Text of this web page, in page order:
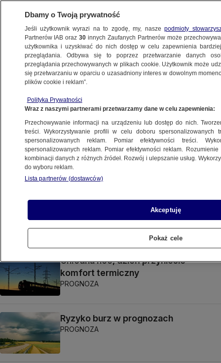
METEO
POLSKA
Pogoda się pogorszy. Przyjdzie duże
ochłodzenie
PROGNOZA
Jasna smuga przecięła polskie niebo
Taki będzie pierwszy dzień tygodnia
Chłodna noc, dzień przyniesie
komfort termiczny
PROGNOZA
Ryzyko burz w prognozach
PROGNOZA
Dbamy o Twoją prywatność
Jeśli użytkownik wyrazi na to zgodę, my, naszepodmioty
Partnerów IAB oraz30 innych Zaufanych Partnerów może
użytkownika i uzyskiwać do nich dostęp w celu zapewnienia
przeglądania. Odbywa się to poprzez przetwarzanie danych
przeglądania przechowywanych w plikach cookie. Użytkownik może
się przetwarzaniu w oparciu o uzasadniony interes w dowolnym
plików cookie i reklam”.
Polityka Prywatności
Wraz z naszymi partnerami przetwarzamy dane w celu zapewnienia:
Przechowywanie informacji na urządzeniu lub dostęp do nich.
treści. Wykorzystywanie profili w celu doboru spersonalizowanych
spersonalizowanych reklam. Pomiar efektywności treści.
spersonalizowanych reklam. Pomiar efektywności reklam.
kombinacji danych z różnych źródeł. Rozwój i ulepszanie usług.
do wyboru reklam.
Lista partnerów (dostawców)
Akceptuję
Pokaż cele